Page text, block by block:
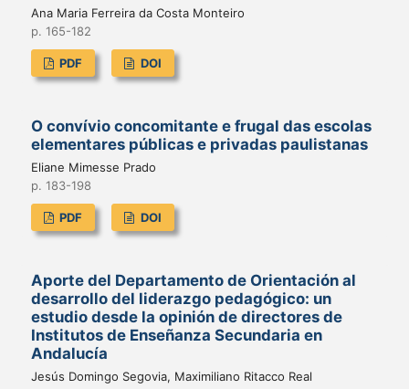
Ana Maria Ferreira da Costa Monteiro
p. 165-182
PDF DOI
O convívio concomitante e frugal das escolas
elementares públicas e privadas paulistanas
Eliane Mimesse Prado
p. 183-198
PDF DOI
Aporte del Departamento de Orientación al
desarrollo del liderazgo pedagógico: un
estudio desde la opinión de directores de
Institutos de Enseñanza Secundaria en
Andalucía
Jesús Domingo Segovia, Maximiliano Ritacco Real